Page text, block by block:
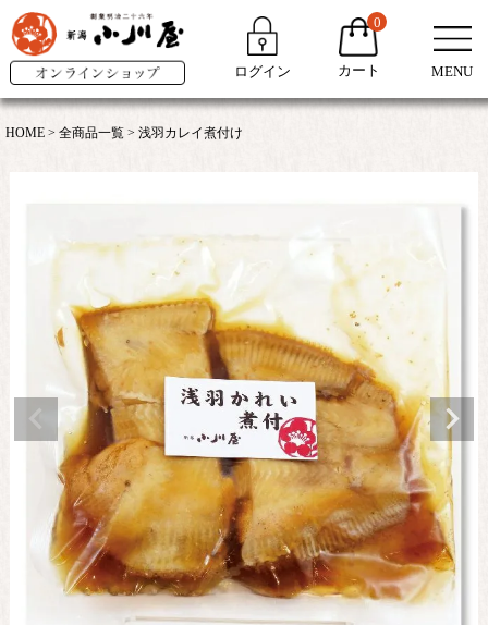
ログイン
0
カート MENU
HOME 全商品一覧 浅羽カレイ煮付け